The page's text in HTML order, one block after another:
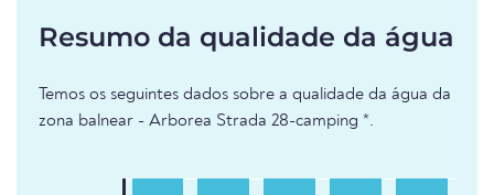
Resumo da qualidade da água
Temos os seguintes dados sobre a qualidade da água da
zona balnear - Arborea Strada 28-camping *.